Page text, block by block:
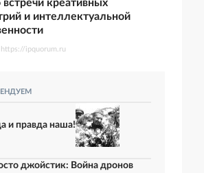
креативных
и интеллектуальной
https://ipquorum.ru
и правда наша!
джойстик: Война дронов